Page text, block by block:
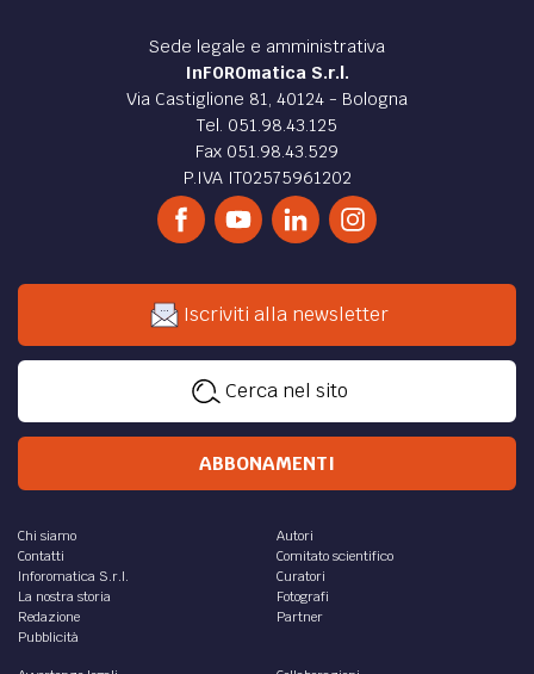
Sede legale e amministrativa
InFOROmatica S.r.l.
Via Castiglione 81, 40124 - Bologna
Tel. 051.98.43.125
Fax 051.98.43.529
P.IVA IT02575961202
Iscriviti alla newsletter
Cerca nel sito
ABBONAMENTI
Chi siamo
Contatti
Inforomatica S.r.l.
La nostra storia
Redazione
Pubblicità
Autori
Comitato scientifico
Curatori
Fotografi
Partner